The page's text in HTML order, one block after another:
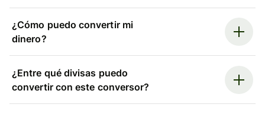
¿Cómo puedo convertir mi
dinero?
¿Entre qué divisas puedo
convertir con este conversor?